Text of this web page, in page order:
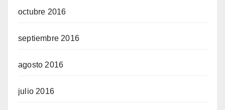
octubre 2016
septiembre 2016
agosto 2016
julio 2016